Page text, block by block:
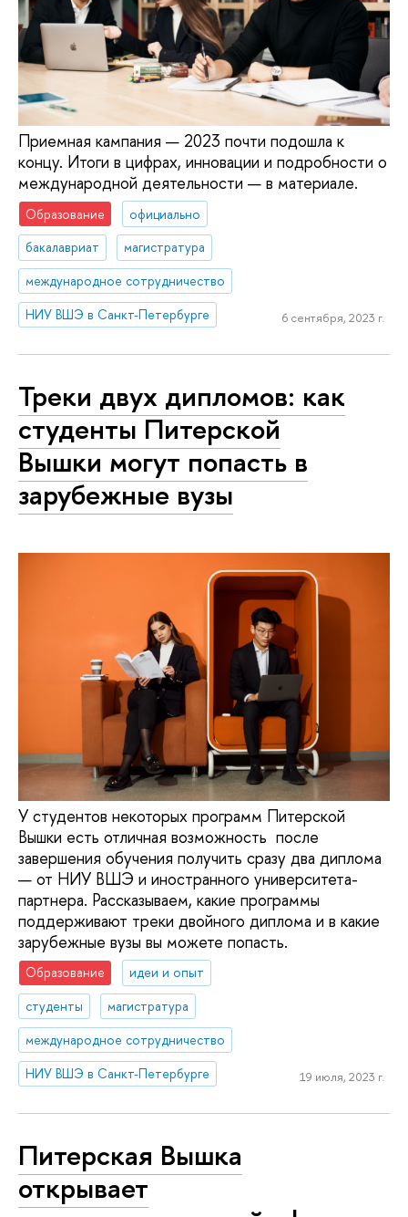
Приемная кампания — 2023 почти подошла к
концу. Итоги в цифрах, инновации и подробности о
международной деятельности — в материале.
Образование
официально
бакалавриат
магистратура
международное сотрудничество
НИУ ВШЭ в Санкт-Петербурге
6 сентября, 2023 г.
Треки двух дипломов: как
студенты Питерской
Вышки могут попасть в
зарубежные вузы
У студентов некоторых программ Питерской
Вышки есть отличная возможность после
завершения обучения получить сразу два диплома
— от НИУ ВШЭ и иностранного университета-
партнера. Рассказываем, какие программы
поддерживают треки двойного диплома и в какие
зарубежные вузы вы можете попасть.
Образование
идеи и опыт
студенты
магистратура
международное сотрудничество
НИУ ВШЭ в Санкт-Петербурге
19 июля, 2023 г.
Питерская Вышка
открывает